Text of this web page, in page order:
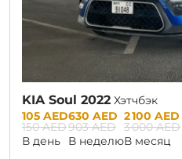
KIA Soul 2022 Хэтчбэк
Prices:
105 AED
150 AED
В день
630 AED
903 AED
В неделю
2 100 AED
3 000 AED
В месяц